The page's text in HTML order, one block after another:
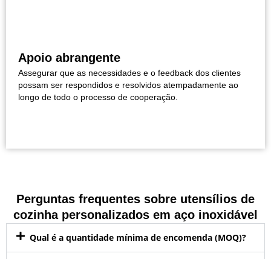
Apoio abrangente
Assegurar que as necessidades e o feedback dos clientes
possam ser respondidos e resolvidos atempadamente ao
longo de todo o processo de cooperação.
Perguntas frequentes sobre utensílios de
cozinha personalizados em aço inoxidável
Qual é a quantidade mínima de encomenda (MOQ)?